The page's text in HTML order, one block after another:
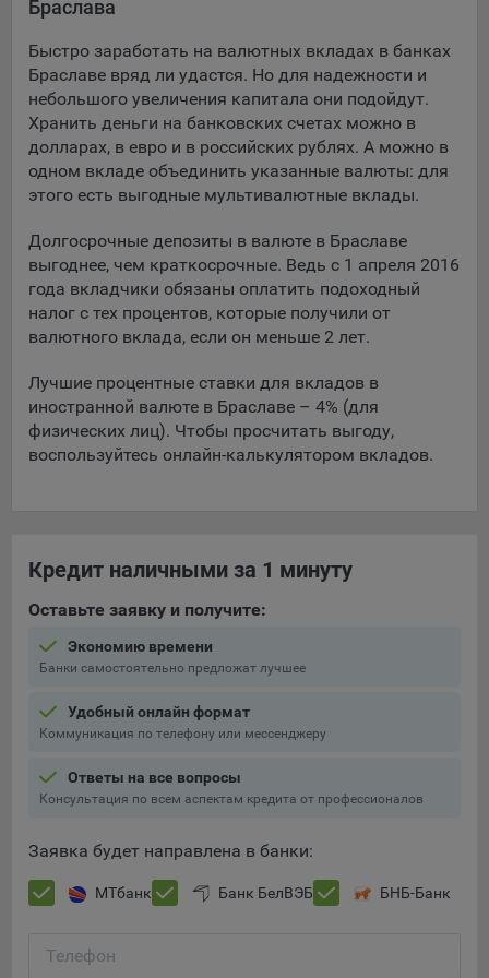
Подобные функции улучшают условия работы
9.3. Файлы cookie предпочтений, например, для настройки
контента. Данные файлы cookie собирают информацию о
выборе пользователя на сайте и его предпочтениях и
позволяют Обществу «запомнить» информацию о
выбранном пользователем городе и других местных
настройках для того, чтобы соответствующим образом
9.4. Аналитические файлы cookie, например
Яндекс.Метрика, Google Analytics. Данные файлы cookie
собирают информацию о том, как пользователь
использовал сайты, и позволяют Обществу вносить в них
улучшения.
Аналитические файлы cookie показывают, какие страницы
сайта Общества посещаются чаще всего, помогают
выявлять трудности, возникающие при использовании
сайта, а также позволяют оценить эффективность
9.5. Файлы cookie, применяемые для определения целевой
аудитории и в рекламных целях, например Яндекс.Метрика,
Технические/Функциональные, хранятся не более года;
Необходимые для функционирования веб-аналитических
платформ «Google Analytics», «Яндекс.Метрика»
передаются третьим лицам, часть из которых хранятся во
время пользования сайтом;
Остальные - не более года.
Отключение аналитических файлов cookie не позволяет
определять предпочтения пользователей сайта, в том числе
меры по совершенствованию работы сайта исходя из
Браслава
Быстро заработать на валютных вкладах в банках
Браславе вряд ли удастся. Но для надежности и
небольшого увеличения капитала они подойдут.
Хранить деньги на банковских счетах можно в
долларах, в евро и в российских рублях. А можно в
одном вкладе объединить указанные валюты: для
этого есть выгодные мультивалютные вклады.
Долгосрочные депозиты в валюте в Браславе
выгоднее, чем краткосрочные. Ведь с 1 апреля 2016
года вкладчики обязаны оплатить подоходный
налог с тех процентов, которые получили от
валютного вклада, если он меньше 2 лет.
Лучшие процентные ставки для вкладов в
иностранной валюте в Браславе – 4% (для
физических лиц). Чтобы просчитать выгоду,
воспользуйтесь онлайн-калькулятором вкладов.
Кредит наличными за 1 минуту
Оставьте заявку и получите:
Экономию времени
Банки самостоятельно предложат лучшее
Удобный онлайн формат
Коммуникация по телефону или мессенджеру
Ответы на все вопросы
Консультация по всем аспектам кредита от профессионалов
Заявка будет направлена в банки:
МТбанк Банк БелВЭБ БНБ-Банк
Телефон